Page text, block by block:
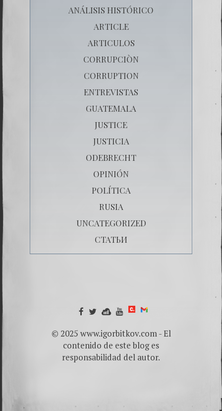
ANÁLISIS HISTÓRICO
ARTICLE
ARTICULOS
CORRUPCIÒN
CORRUPTION
ENTREVISTAS
GUATEMALA
JUSTICE
JUSTICIA
ODEBRECHT
OPINIÓN
POLÍTICA
RUSIA
UNCATEGORIZED
СТАТЬИ
© 2025 www.igorbitkov.com - El
contenido de este blog es
responsabilidad del autor.